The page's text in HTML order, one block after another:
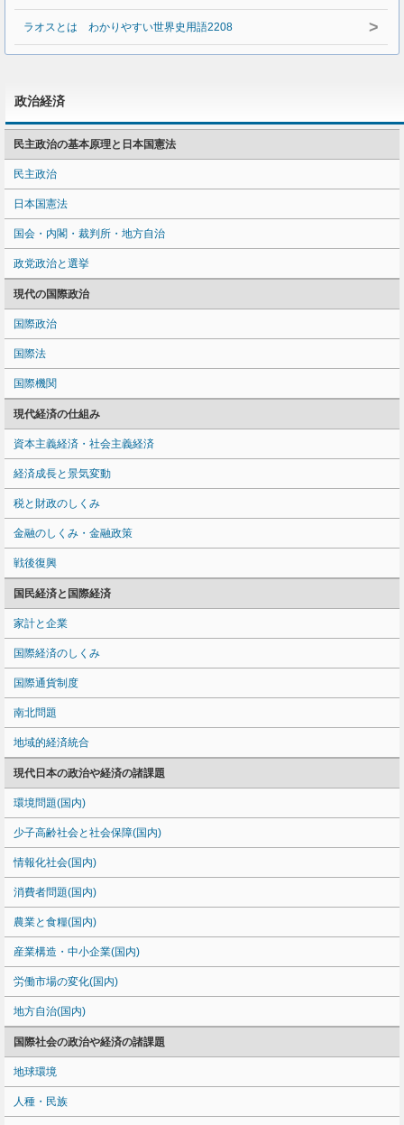
ラオスとは わかりやすい世界史用語2208 >
政治経済
民主政治の基本原理と日本国憲法
民主政治
日本国憲法
国会・内閣・裁判所・地方自治
政党政治と選挙
現代の国際政治
国際政治
国際法
国際機関
現代経済の仕組み
資本主義経済・社会主義経済
経済成長と景気変動
税と財政のしくみ
金融のしくみ・金融政策
戦後復興
国民経済と国際経済
家計と企業
国際経済のしくみ
国際通貨制度
南北問題
地域的経済統合
現代日本の政治や経済の諸課題
環境問題(国内)
少子高齢社会と社会保障(国内)
情報化社会(国内)
消費者問題(国内)
農業と食糧(国内)
産業構造・中小企業(国内)
労働市場の変化(国内)
地方自治(国内)
国際社会の政治や経済の諸課題
地球環境
人種・民族